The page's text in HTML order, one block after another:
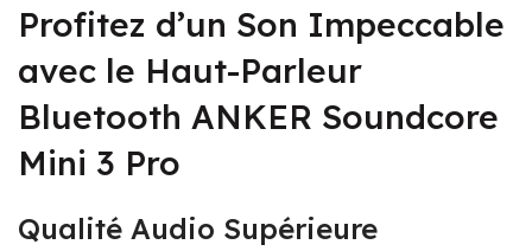
Profitez d’un Son Impeccable
avec le Haut-Parleur
Bluetooth ANKER Soundcore
Mini 3 Pro
Qualité Audio Supérieure